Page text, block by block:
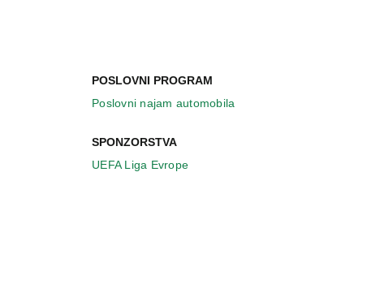
POSLOVNI PROGRAM
Poslovni najam automobila
SPONZORSTVA
UEFA Liga Evrope